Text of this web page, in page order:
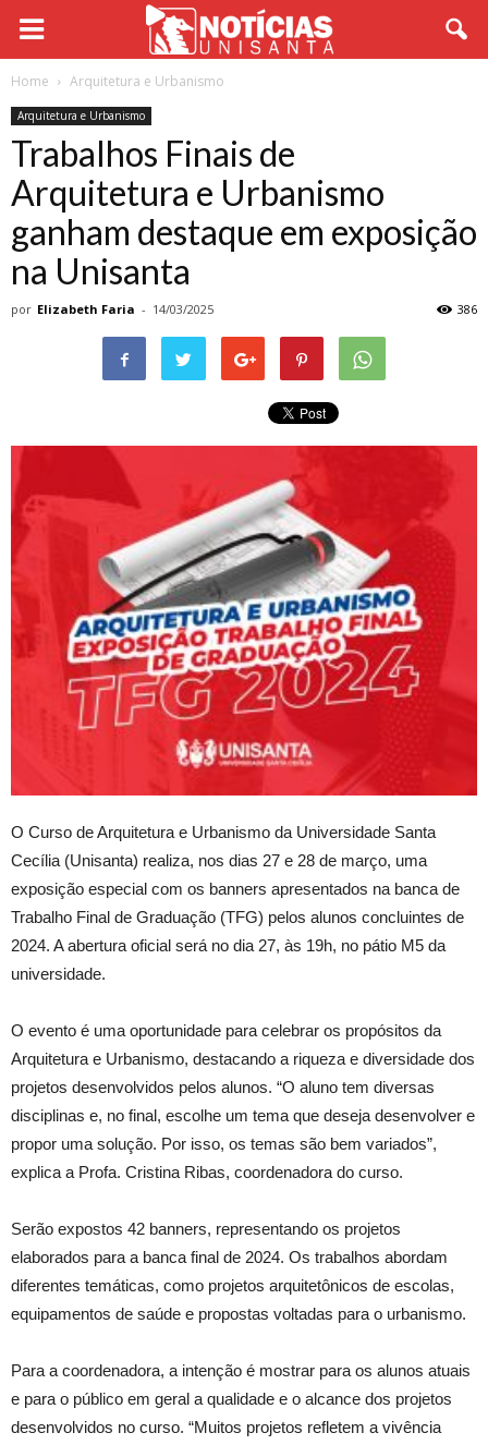
Home Arquitetura e Urbanismo
Arquitetura e Urbanismo
Trabalhos Finais de
Arquitetura e Urbanismo
ganham destaque em exposição
na Unisanta
por Elizabeth Faria - 14/03/2025 386
O Curso de Arquitetura e Urbanismo da Universidade Santa
Cecília (Unisanta) realiza, nos dias 27 e 28 de março, uma
exposição especial com os banners apresentados na banca de
Trabalho Final de Graduação (TFG) pelos alunos concluintes de
2024. A abertura oficial será no dia 27, às 19h, no pátio M5 da
universidade.
O evento é uma oportunidade para celebrar os propósitos da
Arquitetura e Urbanismo, destacando a riqueza e diversidade dos
projetos desenvolvidos pelos alunos. “O aluno tem diversas
disciplinas e, no final, escolhe um tema que deseja desenvolver e
propor uma solução. Por isso, os temas são bem variados”,
explica a Profa. Cristina Ribas, coordenadora do curso.
Serão expostos 42 banners, representando os projetos
elaborados para a banca final de 2024. Os trabalhos abordam
diferentes temáticas, como projetos arquitetônicos de escolas,
equipamentos de saúde e propostas voltadas para o urbanismo.
Para a coordenadora, a intenção é mostrar para os alunos atuais
e para o público em geral a qualidade e o alcance dos projetos
desenvolvidos no curso. “Muitos projetos refletem a vivência